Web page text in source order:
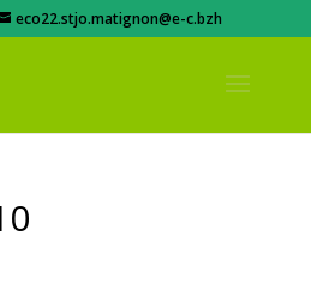
eco22.stjo.matignon@e-c.bzh